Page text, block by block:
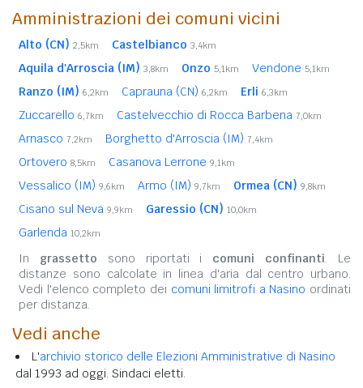
Amministrazioni dei comuni vicini
Alto (CN) 2,5km Castelbianco 3,4km
Aquila d'Arroscia (IM) 3,8km Onzo 5,1km Vendone 5,1km
Ranzo (IM) 6,2km Caprauna (CN) 6,2km Erli 6,3km
Zuccarello 6,7km Castelvecchio di Rocca Barbena 7,0km
Arnasco 7,2km Borghetto d'Arroscia (IM) 7,4km
Ortovero 8,5km Casanova Lerrone 9,1km
Vessalico (IM) 9,6km Armo (IM) 9,7km Ormea (CN) 9,8km
Cisano sul Neva 9,9km Garessio (CN) 10,0km
Garlenda 10,2km
In grassetto sono riportati i comuni confinanti. Le
distanze sono calcolate in linea d'aria dal centro urbano.
Vedi l'elenco completo dei comuni limitrofi a Nasino ordinati
per distanza.
Vedi anche
L'archivio storico delle Elezioni Amministrative di Nasino
dal 1993 ad oggi. Sindaci eletti.